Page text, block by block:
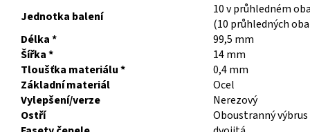
Jednotka balení
10 v průhledném
(10 průhledných
Délka *
99,5 mm
Šířka *
14 mm
Tloušťka materiálu *
0,4 mm
Základní materiál
Ocel
Vylepšení/verze
Nerezový
Ostří
Oboustranný výbrus